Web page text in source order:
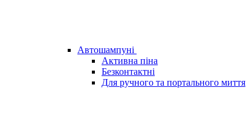
Автошампуні
Активна піна
Безконтактні
Для ручного та портального миття